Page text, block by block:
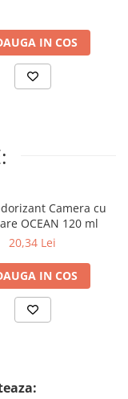
IN COS
Camera cu
OCEAN 120 ml
20,34 Lei
IN COS